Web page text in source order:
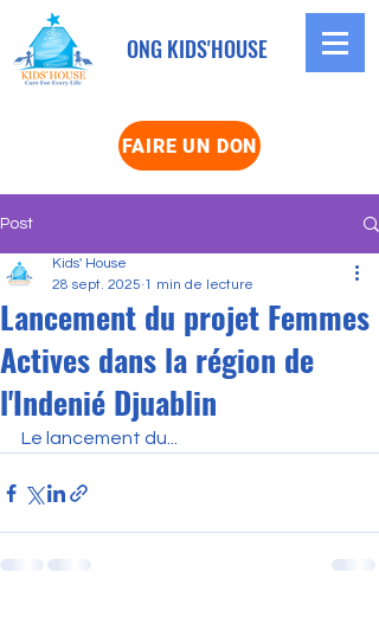
ONG KIDS'HOUSE
FAIRE UN DON
Post
Lancement du projet Femmes
Actives dans la région de
l'Indenié Djuablin
Kids' House
28 sept. 2025 1 min de lecture
Le lancement du...